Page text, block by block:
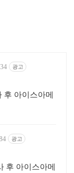
광고
후 아이스아메
광고
후 아이스아메